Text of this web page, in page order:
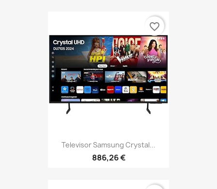
Televisor Samsung Crystal...
886,26 €
favorite_border